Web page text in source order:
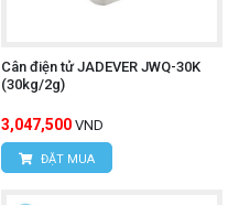
Cân điện tử JADEVER JWQ-30K
(30kg/2g)
3,047,500 VND
ĐẶT MUA